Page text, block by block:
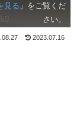
見る 」をご覧くだ
さい。
2023.07.16